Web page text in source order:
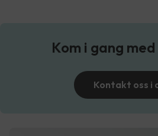
Kom i gang
Kontakt oss i